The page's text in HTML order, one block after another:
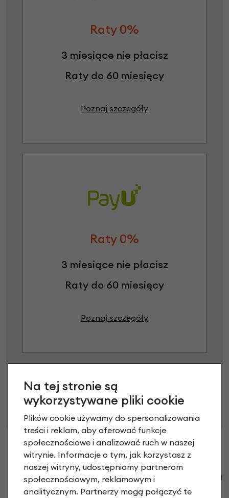
Raty 0%
3 miesiące nie płacisz
Raty do 60 miesięcy
Poznaj szczegóły
Raty 0%
3 miesiące nie płacisz
Raty do 60 miesięcy
Poznaj szczegóły
66 Kodeksu Cywilnego. Ostateczna decyzja o warunkach
i przyznaniu kredytu zostanie podjęta po ocenie
zdolności kredytowej.
Klienci zadali następujące pytania o ten
produkt
Na tej stronie są
wykorzystywane pliki cookie
Plików cookie używamy do spersonalizowania
treści i reklam, aby oferować funkcje
społecznościowe i analizować ruch w naszej
witrynie. Informacje o tym, jak korzystasz z
naszej witryny, udostępniamy partnerom
społecznościowym, reklamowym i
analitycznym. Partnerzy mogą połączyć te